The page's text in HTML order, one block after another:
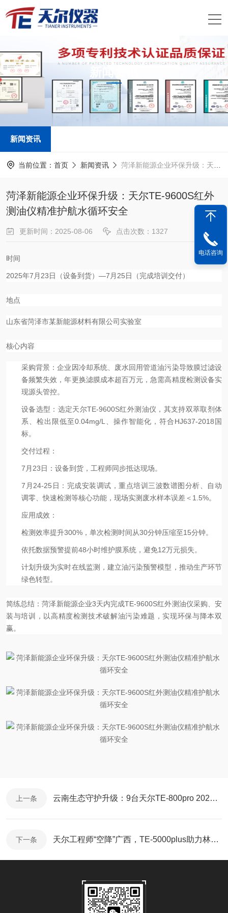
新闻资讯
NEWS INFORMATION
新闻资讯
当前位置： 首页 新闻资讯 菏泽新能源企业环保升级：天尔TE-9600S红外测油仪精准护航水循环安全
菏泽新能源企业环保升级：天尔TE-9600S红外
测油仪精准护航水循环安全
更新时间：2025-08-06 点击次数：1327
时间
2025年7月23日（设备到货）—7月25日（完成培训交付）
地点
山东省菏泽市某新能源材料有限公司实验室
核心内容
采购背景 ：企业因冷却系统、废水回用管道油污染导致膜过滤设
备频繁失效，年更换滤膜成本超百万元，急需高精度检测设备实
现源头管控。
设备选型 ：选定天尔TE-9600S红外测油仪，其支持双萃取剂体
系、检出限低至0.04mg/L、操作智能化，符合HJ637-2018国
标。
交付过程 ：
7月23日 ：设备到货，工程师同步抵达现场。
7月24-25日 ：完成安装调试，重点培训三波数谱图分析、自动
调零、快速检测等核心功能，现场实测废水样本误差＜1.5%。
应用成效 ：
检测效率提升300%，单次检测时间从30分钟压缩至15分钟。
依托数据预警提前48小时维护膜系统，避免12万元损失。
计划升级为实时在线监测，建立油污染预警模型，推动生产环节
绿色转型。
简练总结 ：菏泽新能源企业3天内完成TE-9600S红外测油仪采购、安
装与培训，以高精度检测技术破解油污染难题，实现环保与降本双
赢。
上一条 云南生态守护升级：9台天尔TE-800pro 2025年8月精准部署，专业培训护航
下一条 天尔工程师“空降”广西，TE-5000plus助力林产全参数检测“一路狂飙”！
电话咨询